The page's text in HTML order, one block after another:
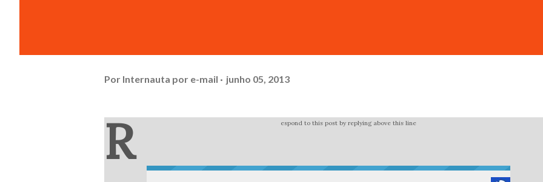
Por Internauta por e-mail junho 05, 2013
R espond to this post by replying above this line